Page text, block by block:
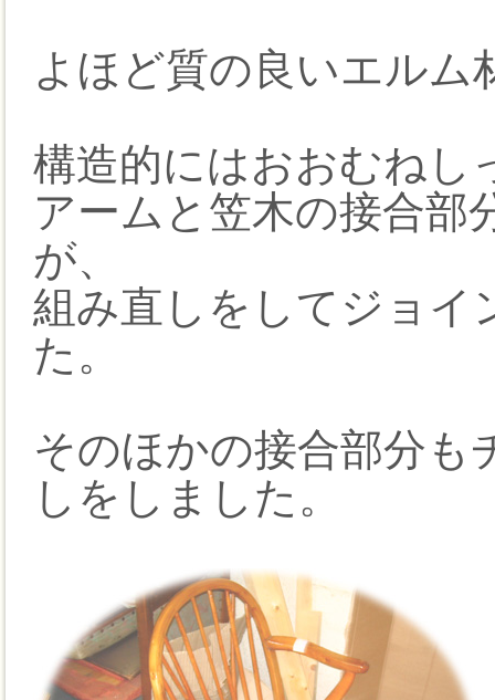
よほど質の良いエル
構造的にはおおむねし
アームと笠木の接合部
が、
組み直しをしてジョイ
た。
そのほかの接合部分も
しをしました。